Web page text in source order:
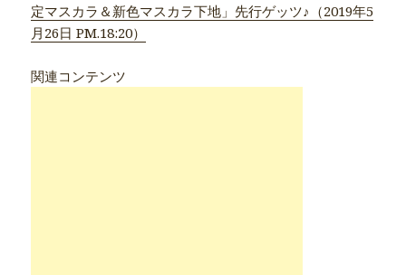
定マスカラ＆新色マスカラ下地」先行ゲッツ♪（2019年5
月26日 PM.18:20）
関連コンテンツ